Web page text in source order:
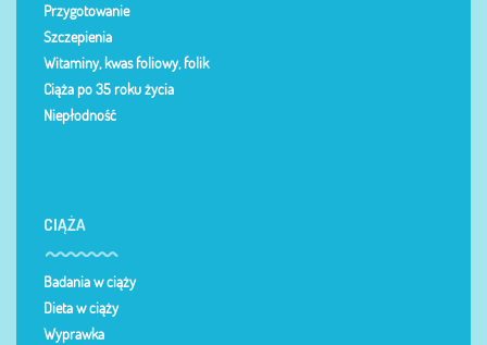
Przygotowanie
Szczepienia
Witaminy, kwas foliowy, folik
Ciąża po 35 roku życia
Niepłodność
CIĄŻA
Badania w ciąży
Dieta w ciąży
Wyprawka